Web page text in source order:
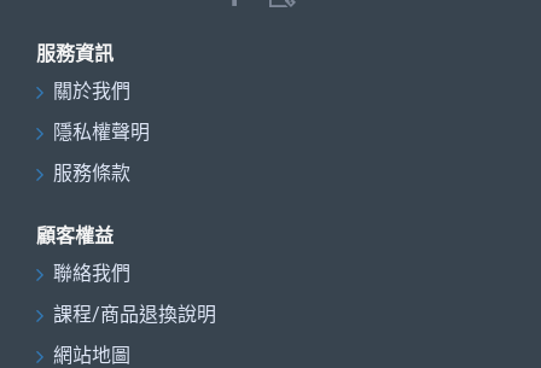
服務資訊
關於我們
隱私權聲明
服務條款
顧客權益
聯絡我們
課程/商品退換說明
網站地圖